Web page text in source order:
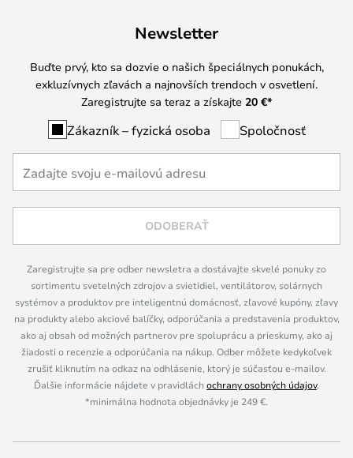
Newsletter
Buďte prvý, kto sa dozvie o našich špeciálnych ponukách,
exkluzívnych zľavách a najnovších trendoch v osvetlení.
Zaregistrujte sa teraz a získajte 20 €*
Zákazník – fyzická osoba Spoločnosť
ODOBERAŤ
Zaregistrujte sa pre odber newsletra a dostávajte skvelé ponuky zo
sortimentu svetelných zdrojov a svietidiel, ventilátorov, solárnych
systémov a produktov pre inteligentnú domácnosť, zľavové kupóny, zľavy
na produkty alebo akciové balíčky, odporúčania a predstavenia produktov,
ako aj obsah od možných partnerov pre spoluprácu a prieskumy, ako aj
žiadosti o recenzie a odporúčania na nákup. Odber môžete kedykoľvek
zrušiť kliknutím na odkaz na odhlásenie, ktorý je súčasťou e-mailov.
Ďalšie informácie nájdete v pravidláchochrany osobných údajov.
*minimálna hodnota objednávky je 249 €.